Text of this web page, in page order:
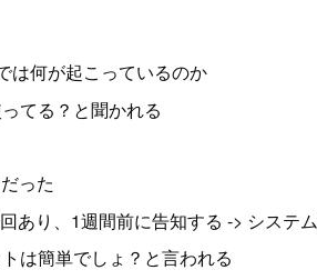
は何が起こっているのか
てる？と聞かれる
った
あり、1週間前に告知する -> システ
は簡単でしょ？と言われる